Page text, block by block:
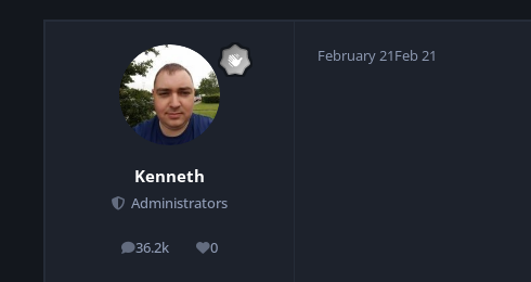
Kenneth
Administrators
36.2k
posts 0
Reputation
February 21Feb 21